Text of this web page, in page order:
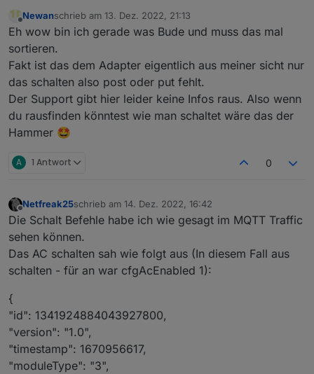
Newanschrieb am 13. Dez. 2022, 21:13
zuletzt editiert von
Eh wow bin ich gerade was Bude und muss das mal
sortieren.
Fakt ist das dem Adapter eigentlich aus meiner sicht nur
das schalten also post oder put fehlt.
Der Support gibt hier leider keine Infos raus. Also wenn
du rausfinden könntest wie man schaltet wäre das der
Hammer 🤩
A 1 Antwort 0
Offline
Netfreak25schrieb am 14. Dez. 2022, 16:42
zuletzt editiert von
Die Schalt Befehle habe ich wie gesagt im MQTT Traffic
sehen können.
Das AC schalten sah wie folgt aus (In diesem Fall aus
schalten - für an war cfgAcEnabled 1):
{
"id": 1341924884043927800,
"version": "1.0",
"timestamp": 1670956617,
"moduleType": "3",